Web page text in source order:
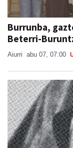
Burrunba,
Beterri-
Aiurri abu 07, 07:00